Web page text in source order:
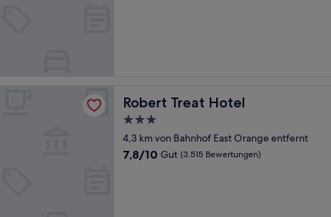
Robert Treat Hotel
Robert Treat Hotel
3.0-
Sterne-
Unterkunft
4,3 km von Bahnhof East Orange entfernt
7.8
7,8/10 Gut (3.515 Bewertungen)